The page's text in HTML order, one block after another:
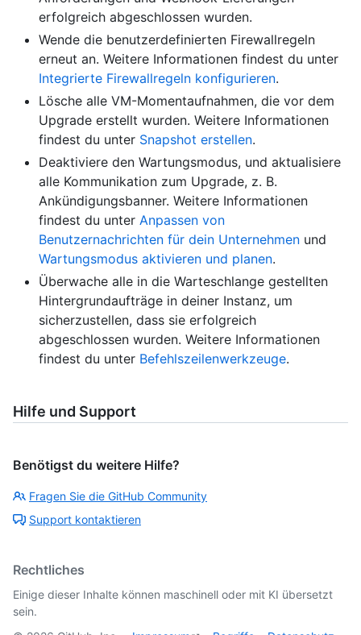
erfolgreich abgeschlossen wurden.
Wende die benutzerdefinierten Firewallregeln
erneut an. Weitere Informationen findest du unter
Integrierte Firewallregeln konfigurieren.
Lösche alle VM-Momentaufnahmen, die vor dem
Upgrade erstellt wurden. Weitere Informationen
findest du unter Snapshot erstellen.
Deaktiviere den Wartungsmodus, und aktualisiere
alle Kommunikation zum Upgrade, z. B.
Ankündigungsbanner. Weitere Informationen
findest du unter Anpassen von
Benutzernachrichten für dein Unternehmen und
Wartungsmodus aktivieren und planen.
Überwache alle in die Warteschlange gestellten
Hintergrundaufträge in deiner Instanz, um
sicherzustellen, dass sie erfolgreich
abgeschlossen wurden. Weitere Informationen
findest du unter Befehlszeilenwerkzeuge.
Hilfe und Support
Benötigst du weitere Hilfe?
Fragen Sie die GitHub Community
Support kontaktieren
Rechtliches
Einige dieser Inhalte können maschinell oder mit KI übersetzt
sein.